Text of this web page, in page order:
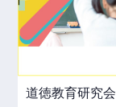
道徳教育研究会